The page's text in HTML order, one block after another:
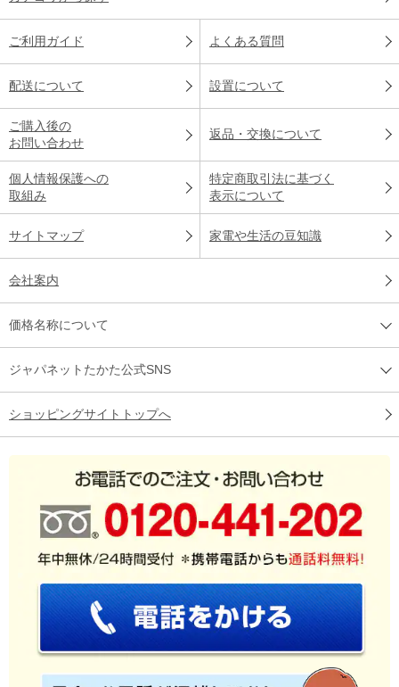
ご利用ガイド よくある質問
配送について 設置について
ご購入後の
お問い合わせ
返品・交換について
個人情報保護への
取組み
特定商取引法に基づく
表示について
サイトマップ 家電や生活の豆知識
会社案内
価格名称について
ジャパネットたかた公式SNS
ショッピングサイトトップへ